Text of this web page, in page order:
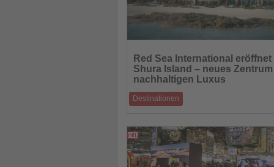
Sie
die
Nachrichten
Red Sea International eröffnet
Shura Island – neues
nachhaltigen Luxus
Destinationen
Golfplatz der Extraklasse prägen das
04.11.2025